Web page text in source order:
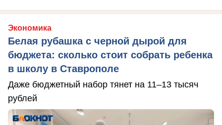
Экономика
Белая рубашка с черной дырой для
бюджета: сколько стоит собрать ребенка
в школу в Ставрополе
Даже бюджетный набор тянет на 11–13 тысяч
рублей